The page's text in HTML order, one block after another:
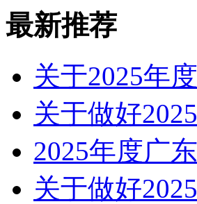
最新推荐
关于2025年
关于做好
2025年度广
关于做好